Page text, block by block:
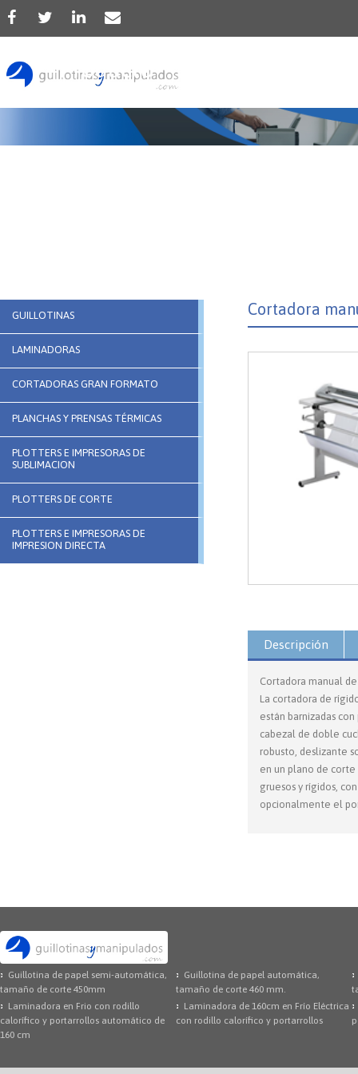
Producto
GUILLOTINAS
LAMINADORAS
CORTADORAS GRAN FORMATO
PLANCHAS Y PRENSAS TÉRMICAS
PLOTTERS E IMPRESORAS DE
SUBLIMACION
PLOTTERS DE CORTE
PLOTTERS E IMPRESORAS DE
IMPRESION DIRECTA
Cortadora
Descripción
Cortadora manual
La cortadora de
están barnizadas
cabezal de doble
robusto, deslizante
en un plano de corte
gruesos y rígidos,
opcionalmente el
Guillotina de papel semi-automática,
tamaño de corte 450mm
Guillotina de papel automática,
tamaño de corte 460 mm.
Laminadora en Frio con rodillo
calorífico y portarrollos automático de
160 cm
Laminadora de 160cm en Frío Eléctrica
con rodillo calorífico y portarrollos